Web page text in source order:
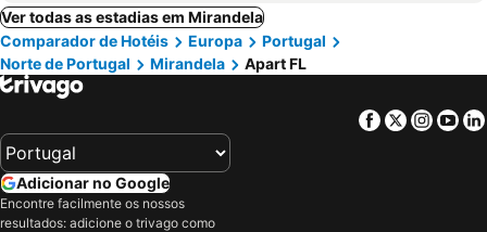
Ver todas as estadias em Mirandela
Comparador de Hotéis
Europa
Portugal
Norte de Portugal
Mirandela Apart FL
Facebook
Twitter
Adicionar no Google
Encontre facilmente os nossos
resultados: adicione o trivago como